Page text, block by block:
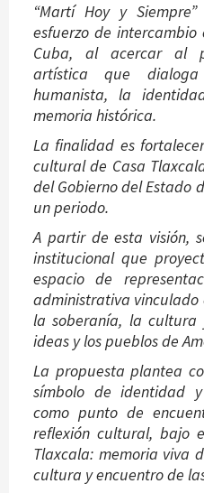
“Martí Hoy y
esfuerzo de
Cuba, al acercar al
artística que
humanista, la
memoria histórica.
La finalidad es
cultural de Casa
del Gobierno del Estado
un periodo.
A partir de esta visión,
institucional que
espacio de
administrativa vinculado
la soberanía, la cultura
ideas y los pueblos de
La propuesta plantea
símbolo de identidad
como punto de
reflexión cultural, bajo
Tlaxcala: memoria viva
cultura y encuentro de